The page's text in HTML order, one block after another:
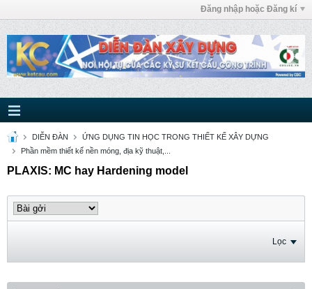
Đăng nhập hoặc Đăng kí
DIỄN ĐÀN
ỨNG DỤNG TIN HỌC TRONG THIẾT KẾ XÂY DỰNG
Phần mềm thiết kế nền móng, địa kỹ thuật,...
PLAXIS: MC hay Hardening model
Lọc